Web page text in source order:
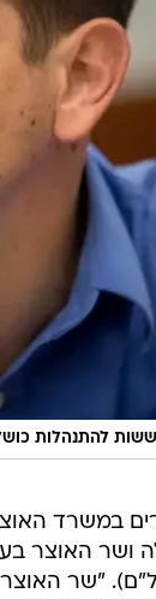
להתנהלות
במשרד
האוצר
"שר האוצר